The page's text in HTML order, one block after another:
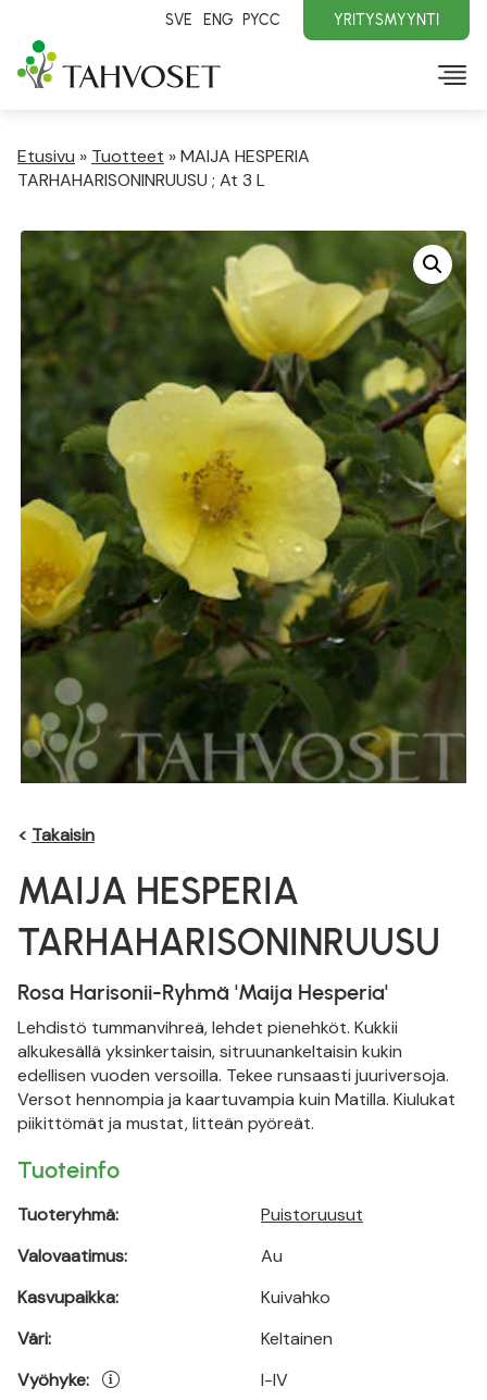
SVE ENG PYCC YRITYSMYYNTI
Etusivu » Tuotteet »MAIJA HESPERIA
TARHAHARISONINRUUSU ; At 3 L
< Takaisin
MAIJA HESPERIA
TARHAHARISONINRUUSU
Rosa Harisonii-Ryhmä 'Maija Hesperia'
Lehdistö tummanvihreä, lehdet pienehköt. Kukkii
alkukesällä yksinkertaisin, sitruunankeltaisin kukin
edellisen vuoden versoilla. Tekee runsaasti juuriversoja.
Versot hennompia ja kaartuvampia kuin Matilla. Kiulukat
piikittömät ja mustat, litteän pyöreät.
Tuoteinfo
Tuoteryhmä:
Valovaatimus:
Kasvupaikka:
Väri:
Vyöhyke:
Puistoruusut
Au
Kuivahko
Keltainen
I-IV